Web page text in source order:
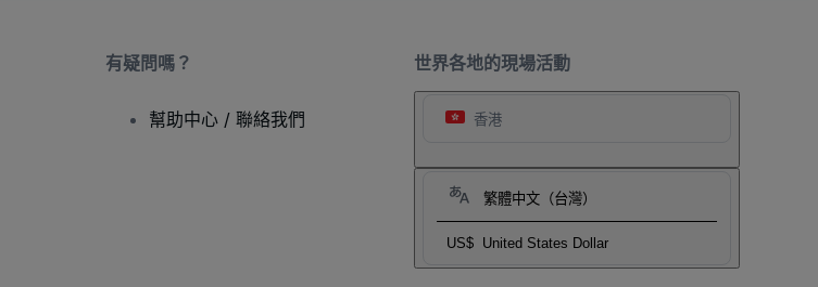
世界各地的現場活動
香港
繁體中文（台灣）
US$ United States Dollar
有疑問嗎？
幫助中心 / 聯絡我們